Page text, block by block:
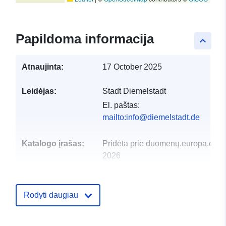
keyboard_arrow_up
Papildoma informacija
Atnaujinta: 17 October 2025
Leidėjas:
Stadt Diemelstadt
El. paštas:
mailto:info@diemelstadt.de
Katalogo įrašas: Pridėta prie duomenų.europa.eu:
2026
Erdviniai
Rodyti daugiau